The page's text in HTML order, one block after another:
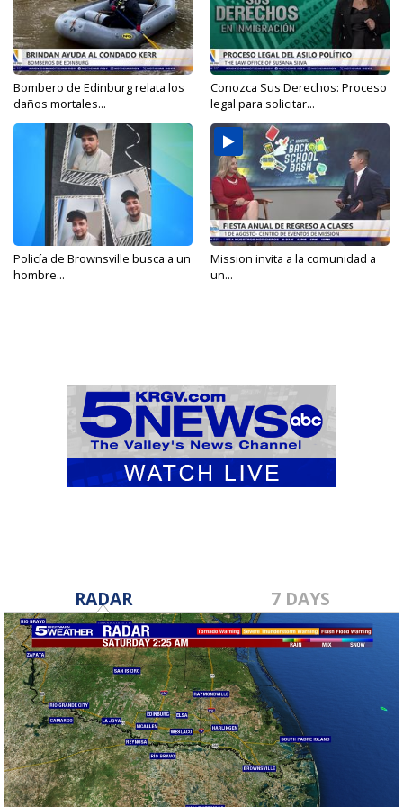
Bombero de Edinburg relata los
daños mortales...
Conozca Sus Derechos: Proceso
legal para solicitar...
Policía de Brownsville busca a un
hombre...
Mission invita a la comunidad a
un...
RADAR 7 DAYS